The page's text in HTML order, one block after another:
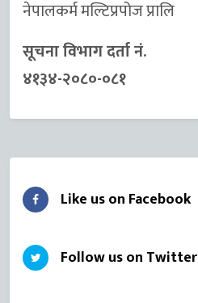
नेपालकर्म मल्टिप्रपोज प्रालि
सूचना विभाग दर्ता नं.
४१३४-२०८०-०८१
Like us on Facebook
Follow us on Twitter